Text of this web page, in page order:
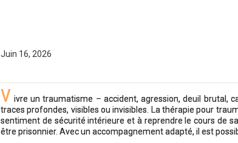
Juin 16, 2026
V ivre un traumatisme – accident, agression, deuil brutal,
traces profondes, visibles ou invisibles. La thérapie pour
sentiment de sécurité intérieure et à reprendre le cours de
être prisonnier. Avec un accompagnement adapté, il est